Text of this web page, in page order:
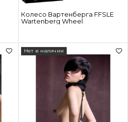
Колесо Вартенберга FFSLE
Wartenberg Wheel
Нет в наличии